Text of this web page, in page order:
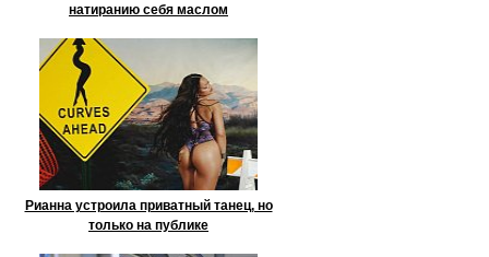
натиранию себя маслом
Рианна устроила приватный танец, но
только на публике